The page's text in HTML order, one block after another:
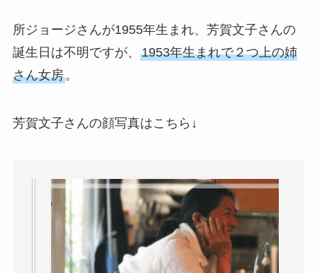
所ジョージさんが1955年生まれ、芳賀文子さんの
誕生日は不明ですが、 1953年生まれで２つ上の姉
さん女房。
芳賀文子さんの顔写真はこちら↓